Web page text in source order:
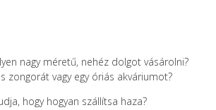
nagy méretű, nehéz dolgot vásárolni?
zongorát vagy egy óriás akváriumot?
hogy hogyan szállítsa haza?